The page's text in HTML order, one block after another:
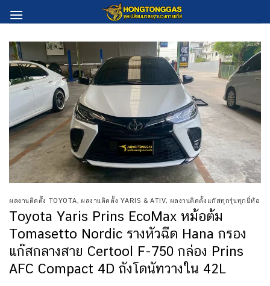
to
ผลงานติดตั้ง TOYOTA, ผลงานติดตั้ง YARIS & ATIV, ผลงานติดตั้งแก๊สทุกรุ่นทุกยี่ห้อ
Toyota Yaris Prins EcoMax หม้อต้ม
Tomasetto Nordic รางหัวฉีด Hana กรอง
แก๊สกลางสาย Certool F-750 กล่อง Prins
AFC Compact 4D ถังโดนัทวางใน 42L